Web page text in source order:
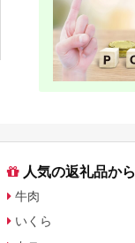
縄の海塩］ぬちまーす
顆粒（250g）×2袋セ
ット 【ぬちまーす】
食塩 塩 調味料 食卓塩
顆粒 シーソルト 人気
返礼品 海塩 沖縄 うる
ま市 果報バンタ
5.0
12,000円
人気の返礼品か
牛肉
いくら